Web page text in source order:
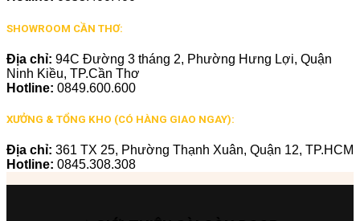
SHOWROOM CẦN THƠ:
Địa chỉ: 94C Đường 3 tháng 2, Phường Hưng Lợi, Quận
Ninh Kiều, TP.Cần Thơ
Hotline: 0849.600.600
XƯỞNG & TỔNG KHO (CÓ HÀNG GIAO NGAY):
Địa chỉ: 361 TX 25, Phường Thạnh Xuân, Quận 12, TP.HCM
Hotline: 0845.308.308